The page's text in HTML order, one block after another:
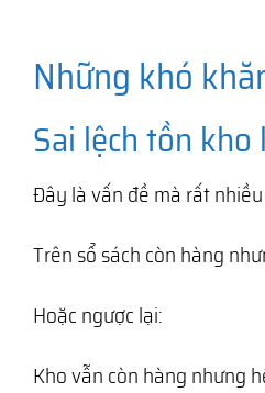
Những khó
Sai lệch tồn kho
Đây là vấn đề mà rất
Trên sổ sách còn hàng
Hoặc ngược lại:
Kho vẫn còn hàng nhưng